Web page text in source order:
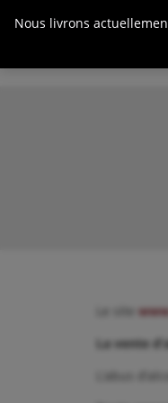
La vente
L’abus
Nous livrons